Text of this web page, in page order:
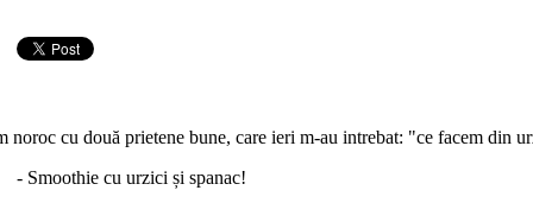
noroc cu două prietene bune, care ieri m-au intrebat: "ce facem din
- Smoothie cu urzici și spanac!